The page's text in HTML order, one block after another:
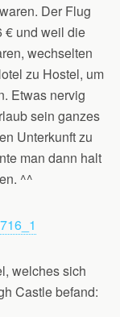
Der Flug
€ und weil die
wechselten
zu Hostel, um
Etwas nervig
sein ganzes
Unterkunft zu
man dann halt
^^
welches sich
Castle befand: